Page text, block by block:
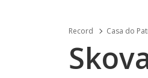
Record Casa do